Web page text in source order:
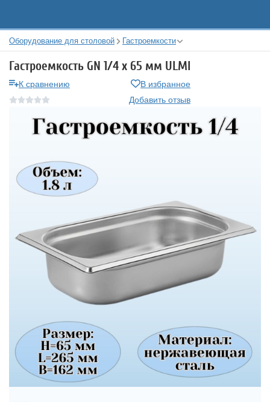
Оборудование для столовой Гастроемкости
Гастроемкость GN 1/4 х 65 мм ULMI
К сравнению
В избранное
Добавить отзыв